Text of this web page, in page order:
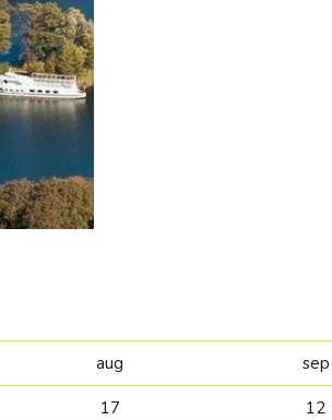
aug sep
17 12